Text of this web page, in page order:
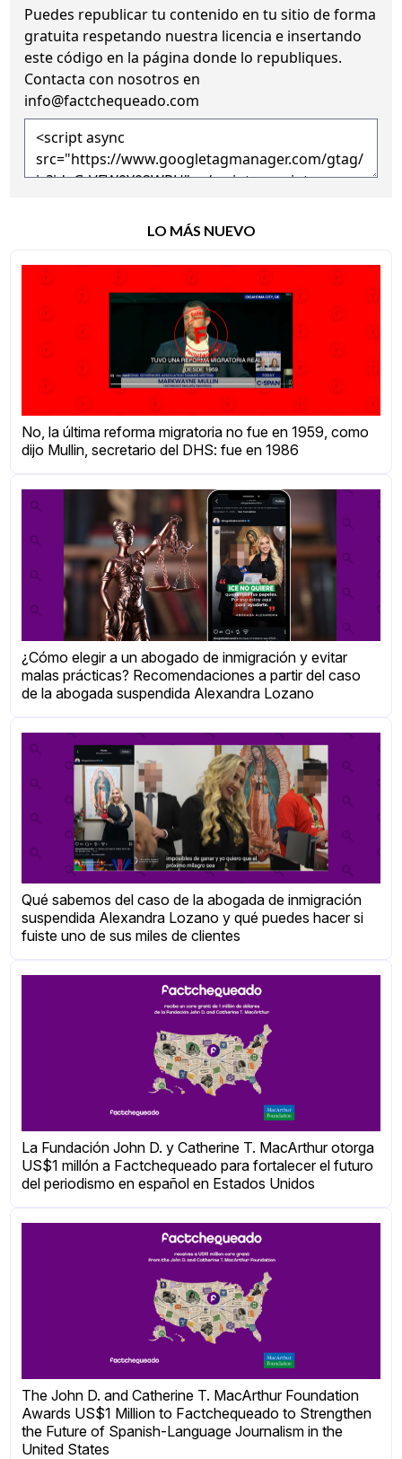
Puedes republicar tu contenido en tu sitio de forma
gratuita respetando nuestra licencia e insertando
este código en la página donde lo republiques.
Contacta con nosotros en
info@factchequeado.com
LO MÁS NUEVO
No, la última reforma migratoria no fue en 1959, como
dijo Mullin, secretario del DHS: fue en 1986
¿Cómo elegir a un abogado de inmigración y evitar
malas prácticas? Recomendaciones a partir del caso
de la abogada suspendida Alexandra Lozano
Qué sabemos del caso de la abogada de inmigración
suspendida Alexandra Lozano y qué puedes hacer si
fuiste uno de sus miles de clientes
La Fundación John D. y Catherine T. MacArthur otorga
US$1 millón a Factchequeado para fortalecer el futuro
del periodismo en español en Estados Unidos
The John D. and Catherine T. MacArthur Foundation
Awards US$1 Million to Factchequeado to Strengthen
the Future of Spanish-Language Journalism in the
United States